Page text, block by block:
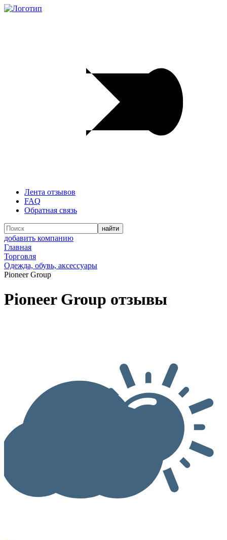
Лента отзывов
FAQ
Обратная связь
добавить компанию
Главная
Торговля
Одежда, обувь, аксессуары
Pioneer Group
Pioneer Group отзывы